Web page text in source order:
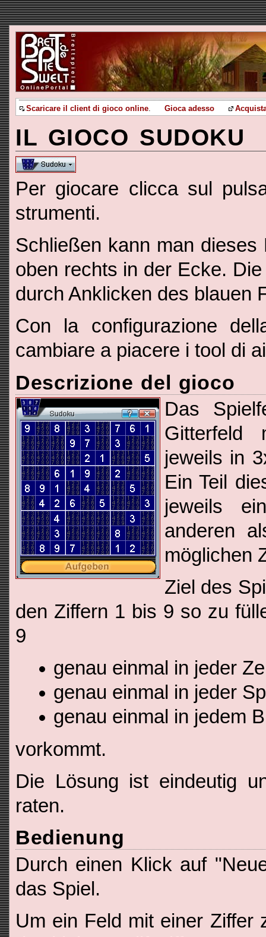
Scaricare il client di gioco online. Gioca adesso
IL GIOCO SUDOKU
Per giocare clicca sul
strumenti.
Schließen kann man
oben rechts in der Ecke.
durch Anklicken des blauen
Con la configurazione
cambiare a piacere i tool di
Descrizione del gioco
Das
Gitterfeld
jeweils in
Ein Teil
jeweils
anderen
möglichen
Ziel des
den Ziffern 1 bis 9 so zu
9
genau einmal in jeder
genau einmal in jeder
genau einmal in jedem
vorkommt.
Die Lösung ist eindeutig
raten.
Bedienung
Durch einen Klick auf
das Spiel.
Um ein Feld mit einer Ziffer